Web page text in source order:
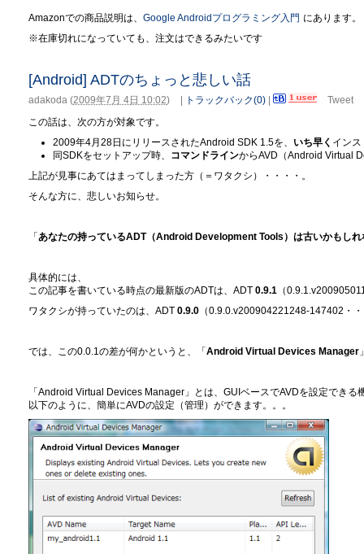
Amazonでの商品説明は、 Google Androidプログラミング入門 にあります。
※在庫切れになっていても、注文はできるみたいです
[Android] ADTのちょっと悲しい話
adakoda (2009年7月 4日 10:02) | トラックバック(0) |
Tweet
この話は、次の方が対象です。
2009年4月28日にリリースされたAndroid SDK 1.5を、 いち早く イン
同SDKをセットアップ時、 コマンドラインからAVD（Android Virtual
上記が見事にあてはまってしまった方（＝ワタクシ）・・・・。
そんな方に、悲しいお知らせ。
「 あなたの持っているADT（Android Development Tools）は古いかもしれ
具体的には、
この記事を書いている時点の最新版のADTは、ADT 0.9.1 （
ワタクシが持っていたのは、ADT 0.9.0 （0.9.0.v200904221248-147402・
では、この0.0.1の差が何かというと、「 Android Virtual Devices Manager
「Android Virtual Devices Manager」とは、GUIベースでAVDを設定できる
以下のように、簡単にAVDの設定（管理）ができます。。。